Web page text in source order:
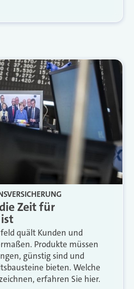
Zeit für
quält Kunden und
Produkte müssen
günstig sind und
bieten. Welche
erfahren Sie hier.